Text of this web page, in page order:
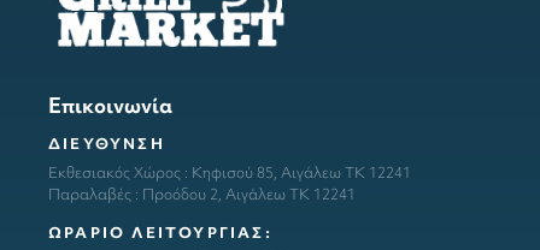
Επικοινωνία
ΔΙΕΥΘΥΝΣΗ
Εκθεσιακός Χώρος : Κηφισού 85, Αιγάλεω ΤΚ 12241
Παραλαβές : Προόδου 2, Αιγάλεω ΤΚ 12241
ΩΡΑΡΙΟ ΛΕΙΤΟΥΡΓΙΑΣ: